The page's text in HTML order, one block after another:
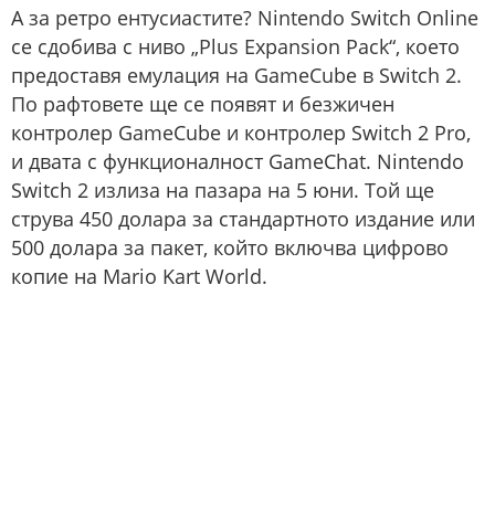
А за ретро ентусиастите? Nintendo Switch Online
се сдобива с ниво „Plus Expansion Pack“, което
предоставя емулация на GameCube в Switch 2.
По рафтовете ще се появят и безжичен
контролер GameCube и контролер Switch 2 Pro,
и двата с функционалност GameChat. Nintendo
Switch 2 излиза на пазара на 5 юни. Той ще
струва 450 долара за стандартното издание или
500 долара за пакет, който включва цифрово
копие на Mario Kart World.